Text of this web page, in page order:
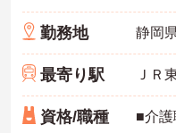
勤務地
最寄り駅
資格/職種